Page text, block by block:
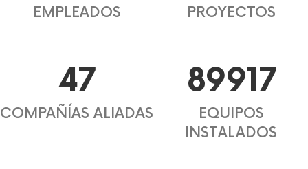
EMPLEADOS PROYECTOS
48
COMPAÑÍAS ALIADAS
92112
EQUIPOS
INSTALADOS